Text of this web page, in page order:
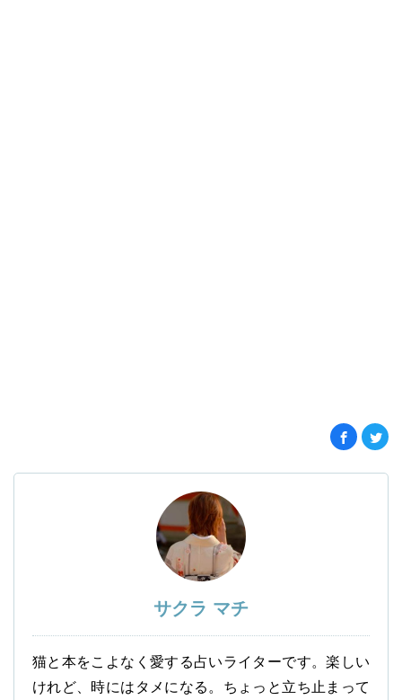
サクラ マチ
猫と本をこよなく愛する占いライターです。楽しい
けれど、時にはタメになる。ちょっと立ち止まって